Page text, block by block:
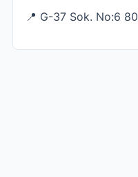
📍 G-37 Sok. No:6